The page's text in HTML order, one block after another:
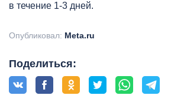
в течение 1-3 дней.
Опубликовал: Meta.ru
Поделиться: